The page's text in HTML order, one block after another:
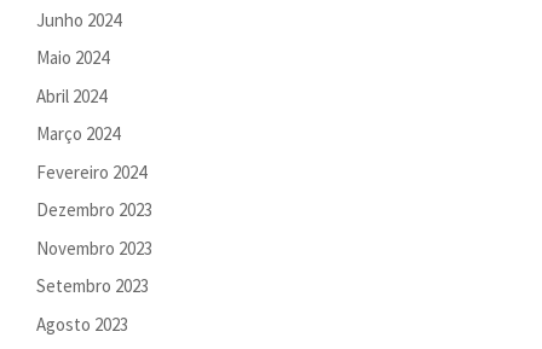
Junho 2024
Maio 2024
Abril 2024
Março 2024
Fevereiro 2024
Dezembro 2023
Novembro 2023
Setembro 2023
Agosto 2023